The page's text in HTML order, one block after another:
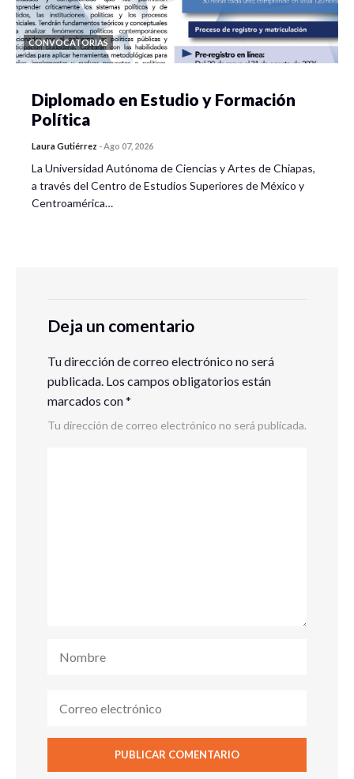
CONVOCATORIAS
Diplomado en Estudio y Formación
Política
Laura Gutiérrez -Ago 07, 2026
La Universidad Autónoma de Ciencias y Artes de Chiapas,
a través del Centro de Estudios Superiores de México y
Centroamérica…
Deja un comentario
Tu dirección de correo electrónico no será
publicada. Los campos obligatorios están
marcados con*
Tu dirección de correo electrónico no será publicada.